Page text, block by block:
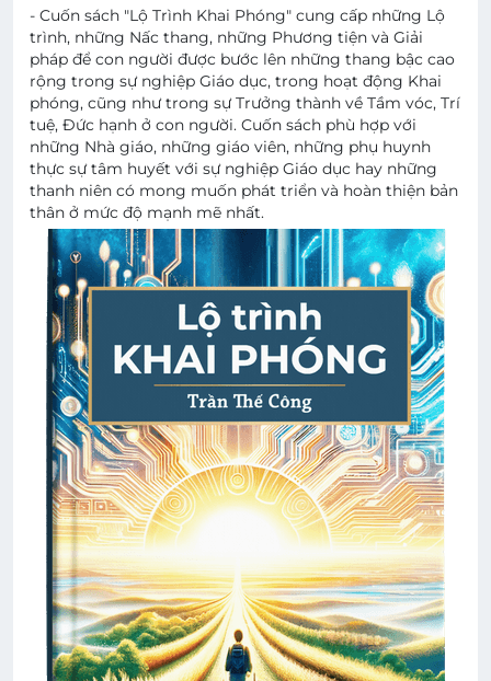
- Cuốn sách "Lộ Trình Khai Phóng" cung cấp những Lộ
trình, những Nấc thang, những Phương tiện và Giải
pháp để con người được bước lên những thang bậc cao
rộng trong sự nghiệp Giáo dục, trong hoạt động Khai
phóng, cũng như trong sự Trưởng thành về Tầm vóc, Trí
tuệ, Đức hạnh ở con người. Cuốn sách phù hợp với
những Nhà giáo, những giáo viên, những phụ huynh
thực sự tâm huyết với sự nghiệp Giáo dục hay những
thanh niên có mong muốn phát triển và hoàn thiện bản
thân ở mức độ mạnh mẽ nhất.